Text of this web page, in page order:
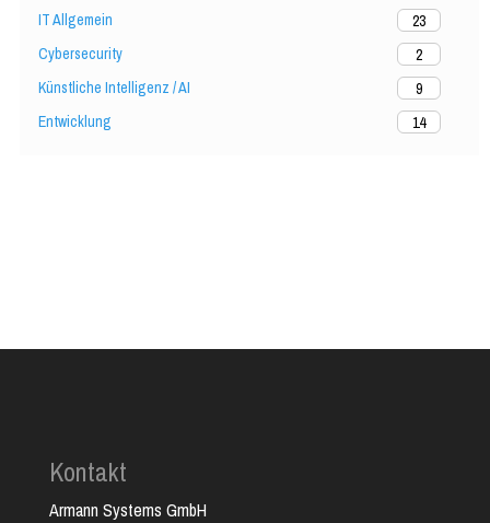
IT Allgemein
23
Cybersecurity
2
Künstliche Intelligenz / AI
9
Entwicklung
14
Kontakt
Armann Systems GmbH